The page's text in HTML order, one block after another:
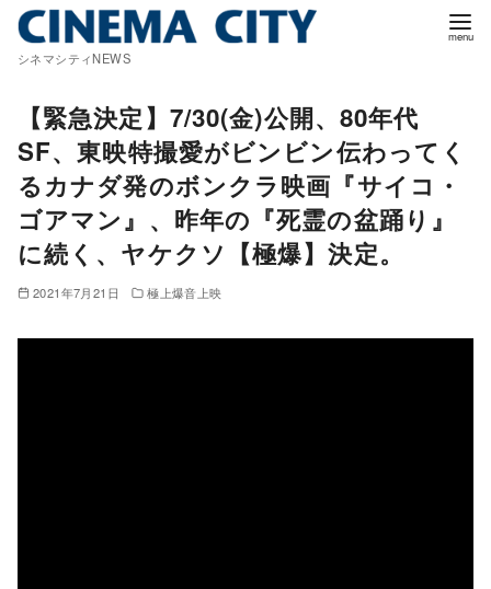
シネマシティNEWS
【緊急決定】7/30(金)公開、80年代
SF、東映特撮愛がビンビン伝わってく
るカナダ発のボンクラ映画『サイコ・
ゴアマン』、昨年の『死霊の盆踊り』
に続く、ヤケクソ【極爆】決定。
2021年7月21日 極上爆音上映